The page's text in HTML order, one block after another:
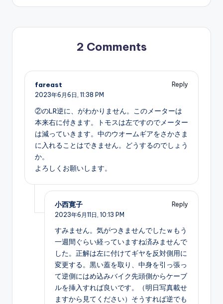
2 Comments
fareast
Reply
2023年6月6日, 11:38 PM
②のLR逆に、がわかりません。このメーターは
本来右に付きます。トモスは左ですのでメーター
は減っていきます。中のウオームギアをさかさま
に入れることはできません。どうするのでしょう
か。
よろしくお願いします。
小西寛子
Reply
2023年6月11日, 10:13 PM
すみません。気がつきませんでしたｗもう
一週間ぐらい経っていますね済みませんで
した。正解は左に付けてギヤを反対側用に
変更する。黒い蓋を取り、中身を引っ張っ
て逆側にはめ込みバイク先頭側からケーブ
ルを挿入すれば良いです。（明日写真載せ
ますから見てください）そうすれば逆でも